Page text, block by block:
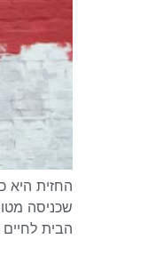
החזית היא
שכניסה
הבית